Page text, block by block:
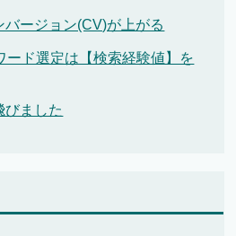
ージョン(CV)が上がる
ード選定は【検索経験値】を
びました